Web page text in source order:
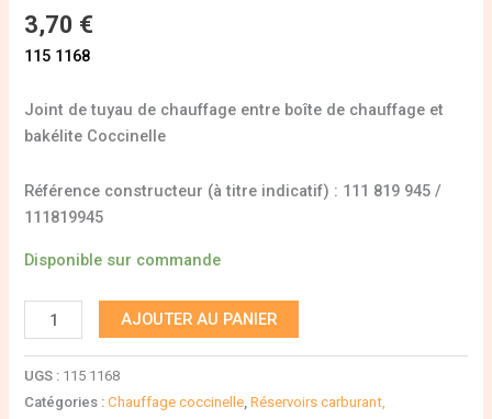
3,70 €
115 1168
Joint de tuyau de chauffage entre boîte de chauffage et
bakélite Coccinelle
Référence constructeur (à titre indicatif) : 111 819 945 /
111819945
Disponible sur commande
AJOUTER AU PANIER
UGS : 115 1168
Catégories :Chauffage coccinelle,Réservoirs carburant,